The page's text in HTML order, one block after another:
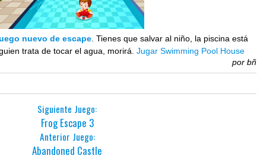
nuevo de escape . Tienes que salvar al niño, la piscina está
trata de tocar el agua, morirá.Jugar Swimming Pool House
por bñ
Siguiente Juego:
Frog Escape 3
Anterior Juego:
Abandoned Castle